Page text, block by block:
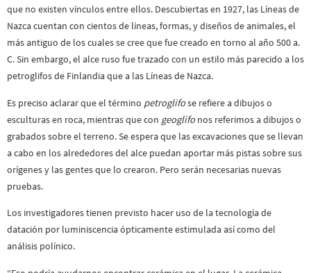
que no existen vínculos entre ellos. Descubiertas en 1927, las Líneas de
Nazca cuentan con cientos de líneas, formas, y diseños de animales, el
más antiguo de los cuales se cree que fue creado en torno al año 500 a.
C. Sin embargo, el alce ruso fue trazado con un estilo más parecido a los
petroglifos de Finlandia que a las Líneas de Nazca.
Es preciso aclarar que el término petroglifose refiere a dibujos o
esculturas en roca, mientras que con geoglifonos referimos a dibujos o
grabados sobre el terreno. Se espera que las excavaciones que se llevan
a cabo en los alrededores del alce puedan aportar más pistas sobre sus
orígenes y las gentes que lo crearon. Pero serán necesarias nuevas
pruebas.
Los investigadores tienen previsto hacer uso de la tecnología de
datación por luminiscencia ópticamente estimulada así como del
análisis polínico.